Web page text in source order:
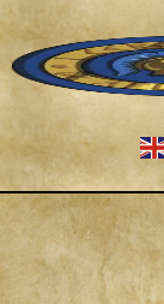
Fantascienza